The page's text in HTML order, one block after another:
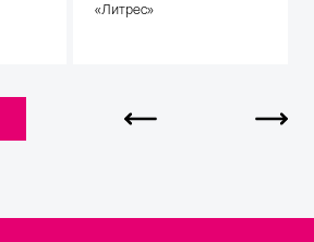
«Литрес»